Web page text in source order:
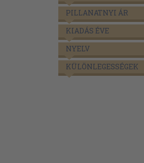
PILLANATNYI ÁR
KIADÁS ÉVE
NYELV
KÜLÖNLEGESSÉGEK